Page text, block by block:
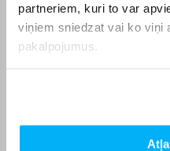
partneriem, kuri to var
viņiem sniedzat vai ko viņi
pakalpojumus.
Automātiskā dozēšana
Garantijas laiks